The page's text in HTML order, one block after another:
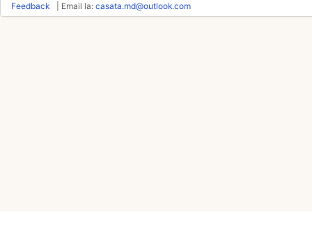
Feedback | Email la: casata.md@outlook.com